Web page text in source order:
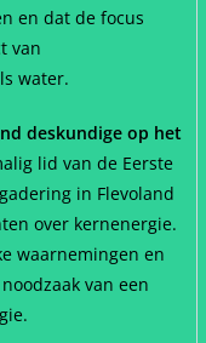
en dat de focus
van
water.
deskundige op het
lid van de Eerste
in Flevoland
over kernenergie.
waarnemingen en
van een